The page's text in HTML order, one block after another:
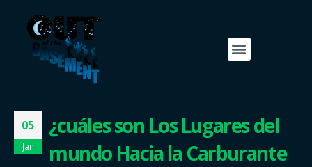
05
Jan
¿cuáles son Los Lugares del
mundo Hacia la Carburante